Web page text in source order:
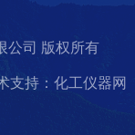
公司 版权所有
支持：化工仪器网